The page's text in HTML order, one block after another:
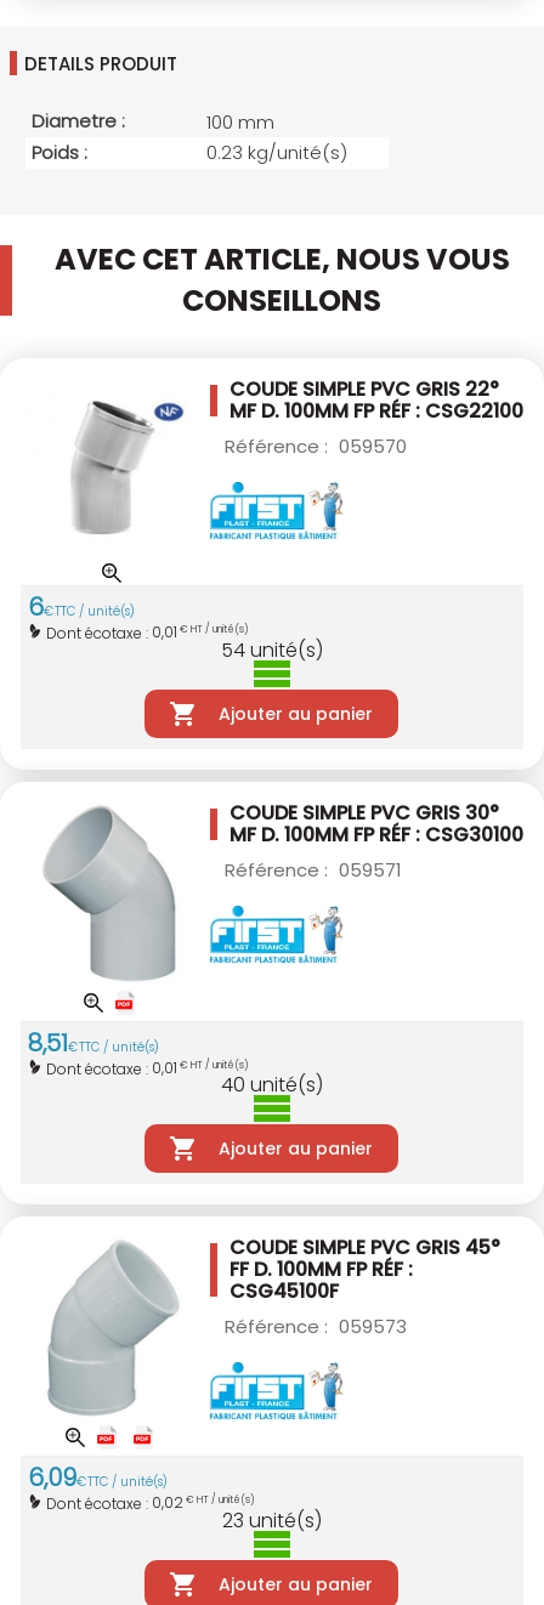
DETAILS PRODUIT
Diametre :
100 mm
Poids :
0.23 kg/unité(s)
AVEC CET ARTICLE, NOUS VOUS
CONSEILLONS
COUDE SIMPLE PVC GRIS 22°
MF D. 100MM FP RÉF : CSG22100
Référence : 059570
6€TTC / unité(s)
Dont écotaxe : 0,01 € HT / unité(s)
54unité(s)
Ajouter au panier
COUDE SIMPLE PVC GRIS 30°
MF D. 100MM FP RÉF : CSG30100
Référence : 059571
8,51€TTC / unité(s)
Dont écotaxe : 0,01 € HT / unité(s)
40 unité(s)
Ajouter au panier
COUDE SIMPLE PVC GRIS 45°
FF D. 100MM FP RÉF :
CSG45100F
Référence : 059573
6,09€TTC / unité(s)
Dont écotaxe : 0,02€ HT / unité(s)
23 unité(s)
Ajouter au panier